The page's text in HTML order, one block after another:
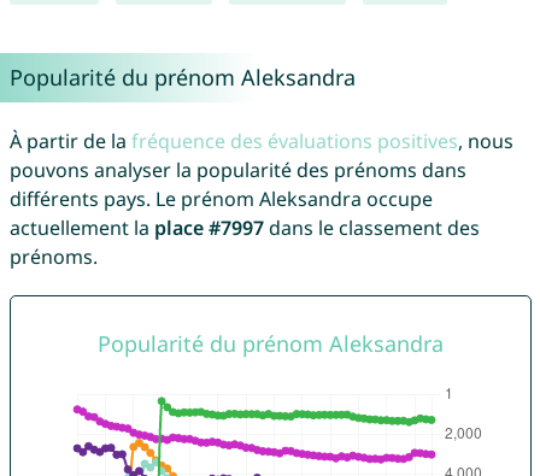
Popularité du prénom Aleksandra
À partir de la fréquence des évaluations positives, nous
pouvons analyser la popularité des prénoms dans
différents pays. Le prénom Aleksandra occupe
actuellement la place #7997dans le classement des
prénoms.